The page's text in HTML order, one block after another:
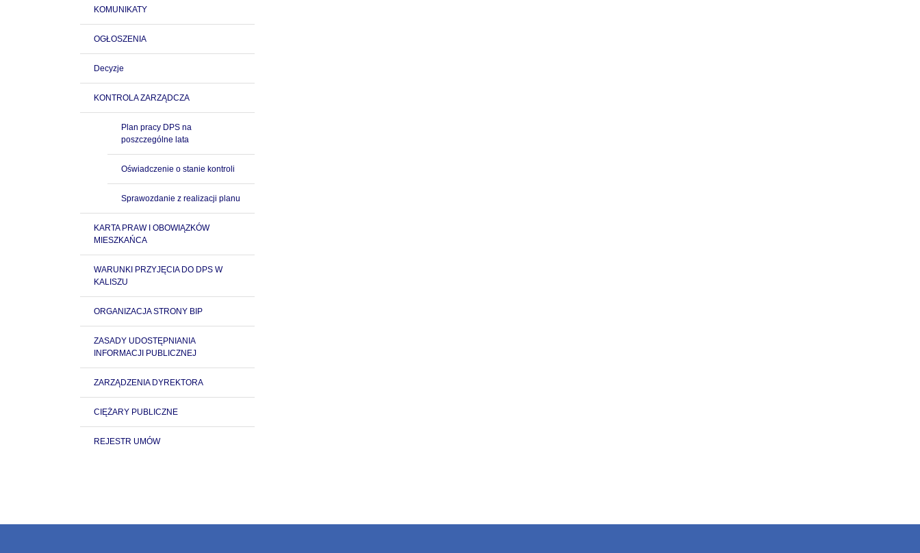
KOMUNIKATY
OGŁOSZENIA
Decyzje
KONTROLA ZARZĄDCZA
Plan pracy DPS na
poszczególne lata
Oświadczenie o stanie kontroli
Sprawozdanie z realizacji planu
KARTA PRAW I OBOWIĄZKÓW
MIESZKAŃCA
WARUNKI PRZYJĘCIA DO DPS W
KALISZU
ORGANIZACJA STRONY BIP
ZASADY UDOSTĘPNIANIA
INFORMACJI PUBLICZNEJ
ZARZĄDZENIA DYREKTORA
CIĘŻARY PUBLICZNE
REJESTR UMÓW